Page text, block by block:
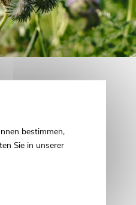
bestimmen,
Sie in unserer